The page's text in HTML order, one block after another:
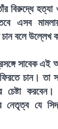
বিরুদ্ধে
এসব মামলায়
বলে উল্লেখ
সাবেক এই
চান। তা
চেষ্টা
নেতৃত্ব যে